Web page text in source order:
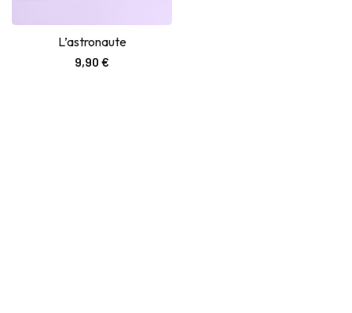
Ajouter au panier
L’astronaute
9,90 €